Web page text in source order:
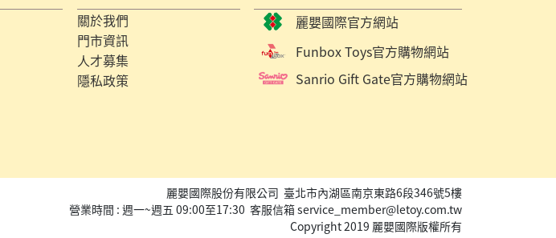
關於我們
門市資訊
人才募集
隱私政策
麗嬰國際官方網站
Funbox Toys官方購物網站
Sanrio Gift Gate官方購物網站
麗嬰國際股份有限公司 臺北市內湖區南京東路6段346號5樓
營業時間 : 週一~週五 09:00至17:30 客服信箱 service_member@letoy.com.tw
Copyright 2019 麗嬰國際版權所有